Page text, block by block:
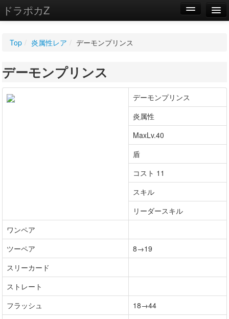
ドラポカZ
WIKI
設定
Top / 炎属性レア / デーモンプリンス
デーモンプリンス
デーモンプリンス
炎属性
MaxLv.40
盾
コスト 11
スキル
リーダースキル
ワンペア
ツーペア
8→19
スリーカード
ストレート
フラッシュ
18→44